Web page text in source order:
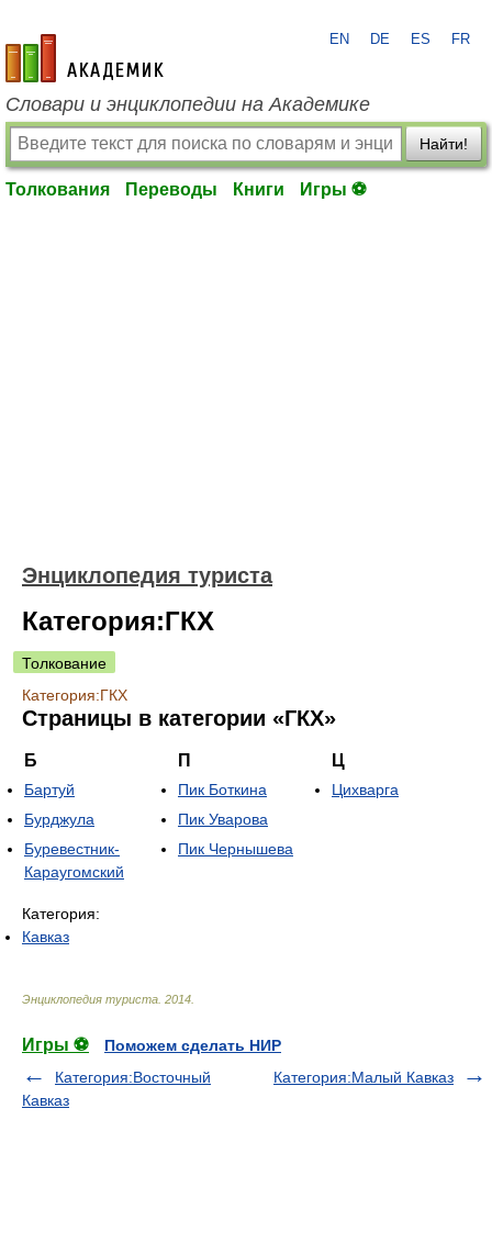
academic.ru
EN DE ES FR
Словари и энциклопедии на Академике
Найти!
Толкования Переводы Книги Игры ⚽
Энциклопедия туриста
Категория:ГКХ
Толкование
Категория:ГКХ
Страницы в категории «ГКХ»
Б
Бартуй
Бурджула
Буревестник-
Караугомский
П
Пик Боткина
Пик Уварова
Пик Чернышева
Ц
Цихварга
Категория:
Кавказ
Энциклопедия туриста 2014
Игры ⚽
Поможем сделать НИР
Категория:Восточный
Кавказ
Категория:Малый Кавказ